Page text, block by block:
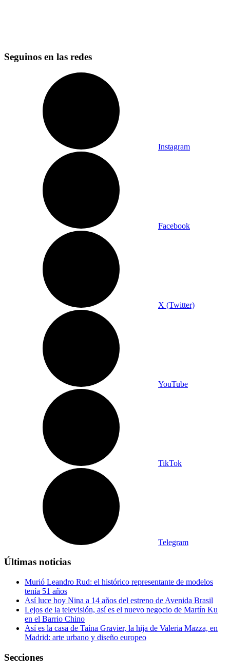
Seguinos en las redes
Instagram
Facebook
X (Twitter)
YouTube
TikTok
Telegram
Últimas noticias
Murió Leandro Rud: el histórico representante de modelos
tenía 51 años
Así luce hoy Nina a 14 años del estreno de Avenida Brasil
Lejos de la televisión, así es el nuevo negocio de Martín Ku
en el Barrio Chino
Así es la casa de Taína Gravier, la hija de Valeria Mazza, en
Madrid: arte urbano y diseño europeo
Secciones